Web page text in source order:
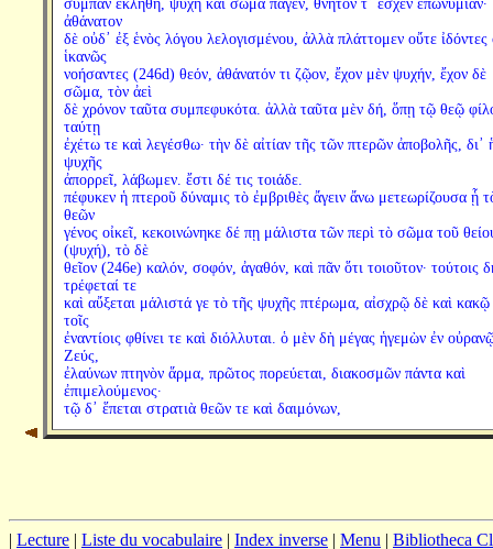
σύμπαν ἐκλήθη, ψυχὴ καὶ σῶμα παγέν, θνητόν τ᾽ ἔσχεν ἐπωνυμίαν·
ἀθάνατον
δὲ οὐδ᾽ ἐξ ἑνὸς λόγου λελογισμένου, ἀλλὰ πλάττομεν οὔτε ἰδόντες
ἱκανῶς
νοήσαντες (246d) θεόν, ἀθάνατόν τι ζῷον, ἔχον μὲν ψυχήν, ἔχον δὲ
σῶμα, τὸν ἀεὶ
δὲ χρόνον ταῦτα συμπεφυκότα. ἀλλὰ ταῦτα μὲν δή, ὅπῃ τῷ θεῷ
ταύτῃ
ἐχέτω τε καὶ λεγέσθω· τὴν δὲ αἰτίαν τῆς τῶν πτερῶν ἀποβολῆς, δι᾽
ψυχῆς
ἀπορρεῖ, λάβωμεν. ἔστι δέ τις τοιάδε.
πέφυκεν ἡ πτεροῦ δύναμις τὸ ἐμβριθὲς ἄγειν ἄνω μετεωρίζουσα ᾗ
θεῶν
γένος οἰκεῖ, κεκοινώνηκε δέ πῃ μάλιστα τῶν περὶ τὸ σῶμα τοῦ
(ψυχή), τὸ δὲ
θεῖον (246e) καλόν, σοφόν, ἀγαθόν, καὶ πᾶν ὅτι τοιοῦτον· τούτοις
τρέφεταί τε
καὶ αὔξεται μάλιστά γε τὸ τῆς ψυχῆς πτέρωμα, αἰσχρῷ δὲ καὶ κακῷ
τοῖς
ἐναντίοις φθίνει τε καὶ διόλλυται. ὁ μὲν δὴ μέγας ἡγεμὼν ἐν
Ζεύς,
ἐλαύνων πτηνὸν ἅρμα, πρῶτος πορεύεται, διακοσμῶν πάντα καὶ
ἐπιμελούμενος·
τῷ δ᾽ ἕπεται στρατιὰ θεῶν τε καὶ δαιμόνων,
| Lecture | Liste du vocabulaire | Index inverse | Menu | Bibliotheca